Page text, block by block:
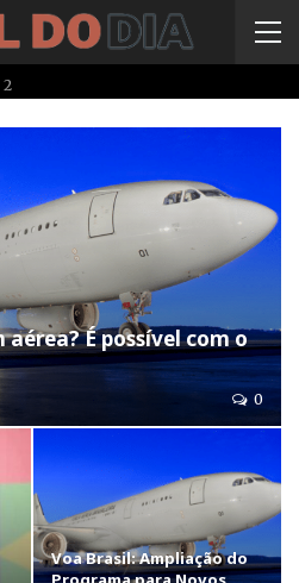
2
aérea? É possível com o
0
Voa Brasil: Ampliação do